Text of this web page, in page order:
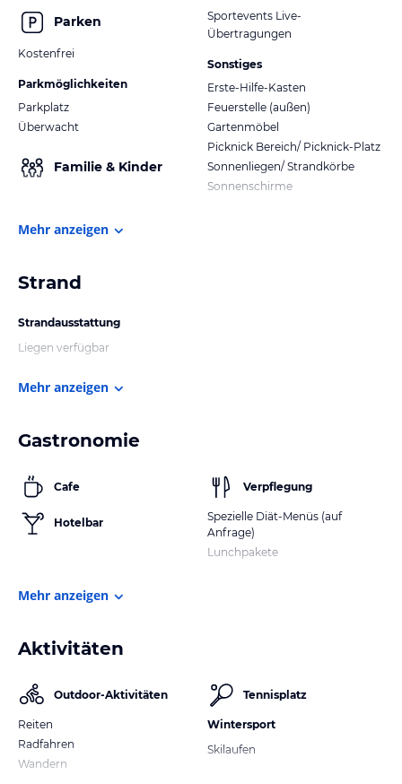
Parken
Kostenfrei
Parkmöglichkeiten
Parkplatz
Überwacht
Familie & Kinder
Sportevents Live-
Übertragungen
Sonstiges
Erste-Hilfe-Kasten
Feuerstelle (außen)
Gartenmöbel
Picknick Bereich/ Picknick-Platz
Sonnenliegen/ Strandkörbe
Sonnenschirme
Mehr anzeigen
Strand
Strandausstattung
Liegen verfügbar
Mehr anzeigen
Gastronomie
Cafe
Hotelbar
Verpflegung
Spezielle Diät-Menüs (auf
Anfrage)
Lunchpakete
Mehr anzeigen
Aktivitäten
Outdoor-Aktivitäten
Reiten
Radfahren
Wandern
Tennisplatz
Wintersport
Skilaufen